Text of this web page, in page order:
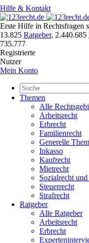
Hilfe & Kontakt
Erste Hilfe in Rechtsfragen
13.825 Ratgeber, 2.440.685
735.777
Registrierte
Nutzer
Mein Konto
Themen
Alle
Arbeitsrecht
Erbrecht
Familienrecht
Generelle
Inkasso
Kaufrecht
Mietrecht
Sozialrecht
Steuerrecht
Strafrecht
Ratgeber
Alle Ratgeber
Arbeitsrecht
Erbrecht